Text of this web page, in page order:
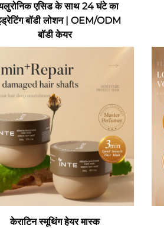
एसिड के साथ 24 घंटे का
बॉडी लोशन | OEM/ODM
बॉडी केयर
केराटिन स्मूथिंग हेयर मास्क